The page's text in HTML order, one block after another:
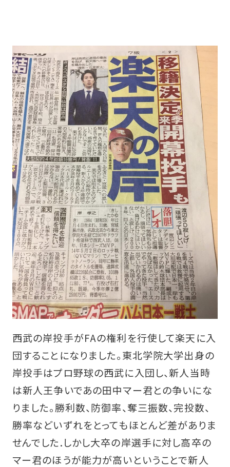
西武の岸投手がFAの権利を行使して楽天に入
団することになりました。東北学院大学出身の
岸投手はプロ野球の西武に入団し、新人当時
は新人王争いであの田中マー君との争いにな
りました。勝利数、防御率、奪三振数、完投数、
勝率などいずれをとってもほとんど差がありま
せんでした.しかし大卒の岸選手に対し高卒の
マー君のほうが能力が高いということで新人